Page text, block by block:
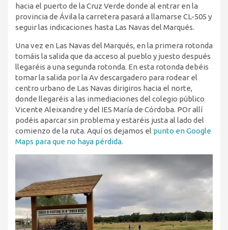
hacia el puerto de la Cruz Verde donde al entrar en la
provincia de Ávila la carretera pasará a llamarse CL-505 y
seguir las indicaciones hasta Las Navas del Marqués.
Una vez en Las Navas del Marqués, en la primera rotonda
tomáis la salida que da acceso al pueblo y juesto después
llegaréis a una segunda rotonda. En esta rotonda debéis
tomar la salida por la Av descargadero para rodear el
centro urbano de Las Navas dirigiros hacia el norte,
donde llegaréis a las inmediaciones del colegio público
Vicente Aleixandre y del IES María de Córdoba. POr allí
podéis aparcar sin problema y estaréis justa al lado del
comienzo de la ruta. Aquí os dejamos el punto en Google
Maps para que no haya pérdida.